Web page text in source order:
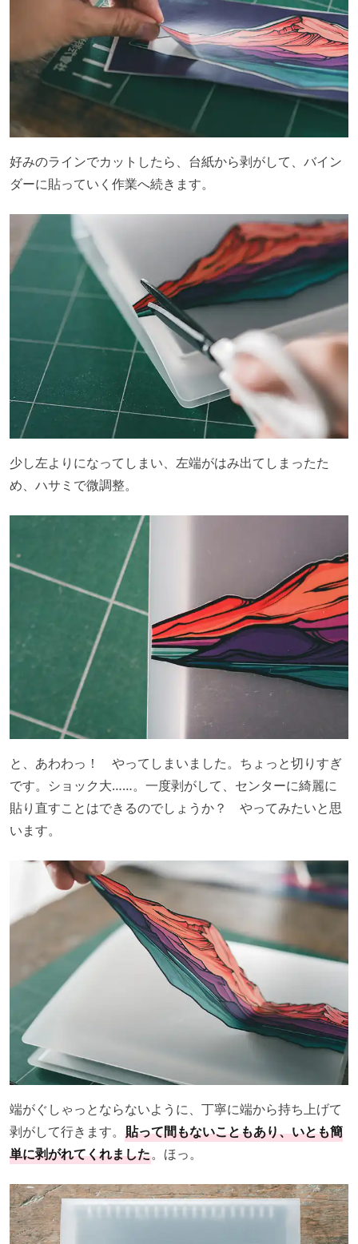
好みのラインでカットしたら、台紙から剥がして、バイン
ダーに貼っていく作業へ続きます。
少し左よりになってしまい、左端がはみ出てしまったた
め、ハサミで微調整。
と、あわわっ！ やってしまいました。ちょっと切りすぎ
です。ショック大……。一度剥がして、センターに綺麗に
貼り直すことはできるのでしょうか？ やってみたいと思
います。
端がぐしゃっとならないように、丁寧に端から持ち上げて
剥がして行きます。 貼って間もないこともあり、いとも簡
単に剥がれてくれました。ほっ。